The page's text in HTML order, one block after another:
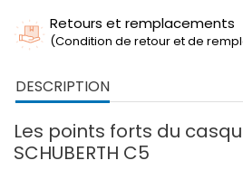
Retours et remplacements
(Condition de retour et de
DESCRIPTION
Les points forts du
SCHUBERTH C5